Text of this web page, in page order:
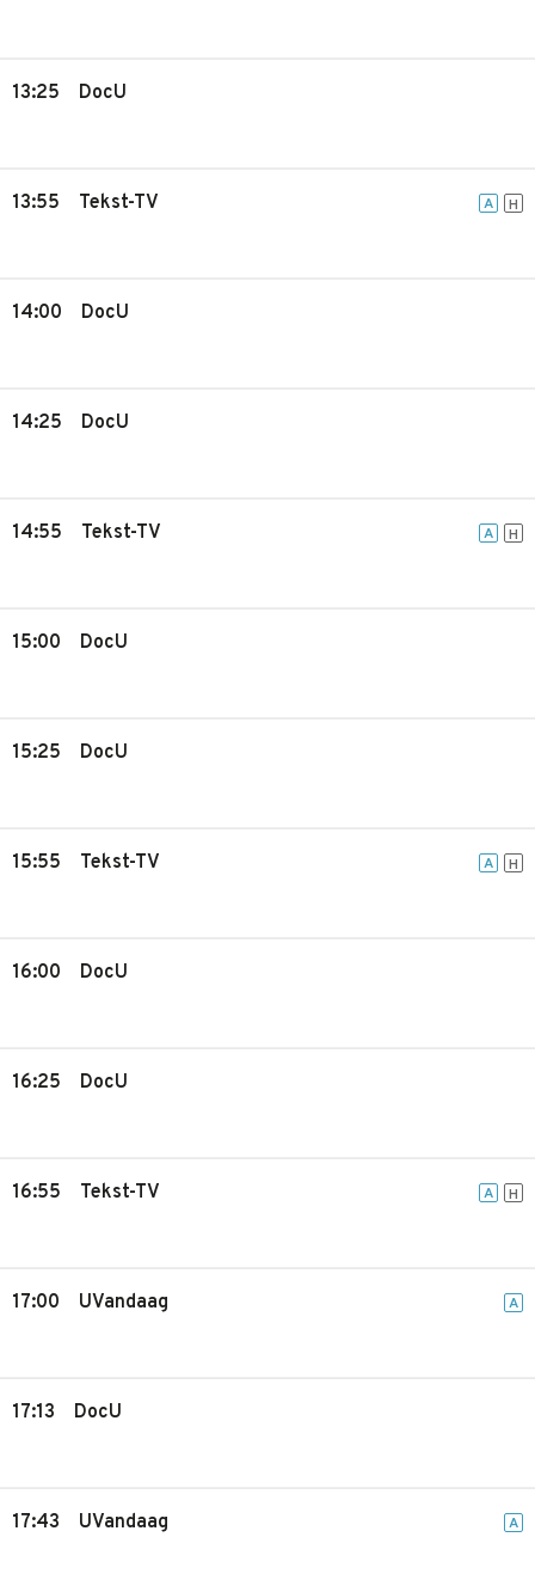
13:25 DocU
13:55 Tekst-TV A H
14:00 DocU
14:25 DocU
14:55 Tekst-TV A H
15:00 DocU
15:25 DocU
15:55 Tekst-TV A H
16:00 DocU
16:25 DocU
16:55 Tekst-TV A H
17:00 UVandaag A
17:13 DocU
17:43 UVandaag A